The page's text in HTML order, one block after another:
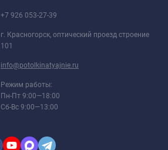
+7 926 053-27-39
г. Красногорск, оптический проезд строение
101
info@potolkinatyajnie.ru
Режим работы:
Пн-Пт 9:00—18:00
Сб-Вс 9:00—13:00